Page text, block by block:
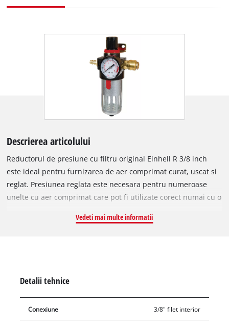
Descrierea articolului
Reductorul de presiune cu filtru original Einhell R 3/8 inch
este ideal pentru furnizarea de aer comprimat curat, uscat si
reglat. Presiunea reglata este necesara pentru numeroase
unelte cu aer comprimat care pot fi utilizate corect numai cu o
filtru imbunatateste calitatea aerului comprimat prin
cazanului este redusa la presiunea de functionare. Reductorul
de presiune al filtrului este echipat cu un buton de control,
manometru, cuplaj rapid, vizor si dop de scurgere. Presiunea
Vedeti mai multe informatii
Detalii tehnice
Conexiune 3/8" filet interior